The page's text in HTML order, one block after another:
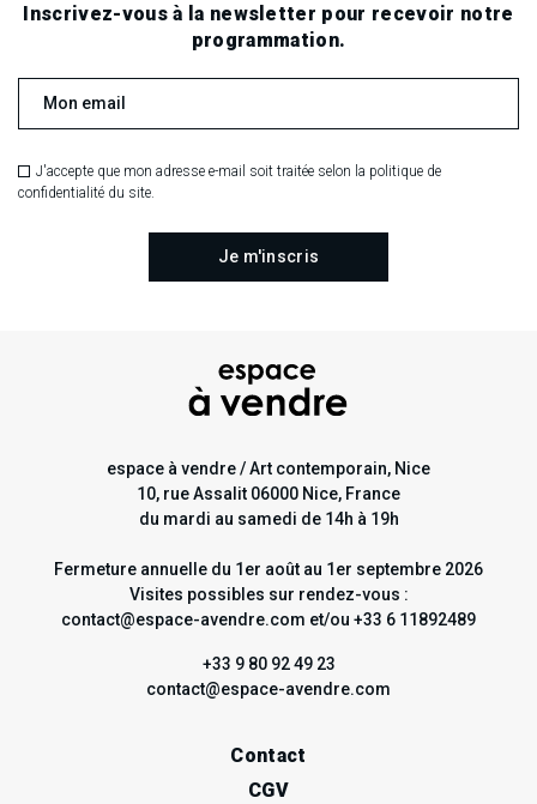
Inscrivez-vous à la newsletter pour recevoir notre
programmation.
J'accepte que mon adresse e-mail soit traitée selon la politique de
confidentialité du site.
espace à vendre / Art contemporain, Nice
10, rue Assalit 06000 Nice, France
du mardi au samedi de 14h à 19h
Fermeture annuelle du 1er août au 1er septembre 2026
Visites possibles sur rendez-vous :
contact@espace-avendre.com et/ou +33 6 11892489
+33 9 80 92 49 23
contact@espace-avendre.com
Contact
CGV